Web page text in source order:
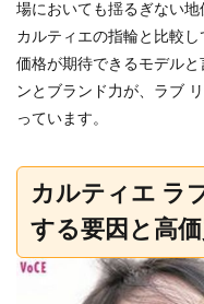
場においても揺るぎない
カルティエの指輪と比較
価格が期待できるモデル
ンとブランド力が、ラブ
っています。
カルティエ ラ
する要因と高